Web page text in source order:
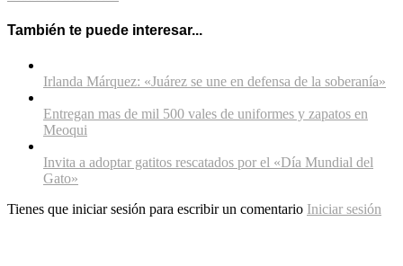
También te puede interesar...
Irlanda Márquez: «Juárez se une en defensa de la soberanía»
Entregan mas de mil 500 vales de uniformes y zapatos en
Meoqui
Invita a adoptar gatitos rescatados por el «Día Mundial del
Gato»
Tienes que iniciar sesión para escribir un comentario Iniciar sesión